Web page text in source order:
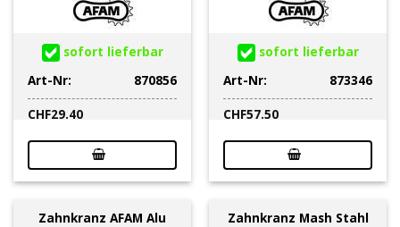
sofort lieferbar
Art-Nr:
870856
CHF29.40
sofort lieferbar
Art-Nr:
873346
CHF57.50
Zahnkranz AFAM Alu
Zahnkranz Mash Stahl